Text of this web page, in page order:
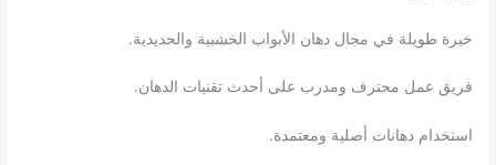
خبرة طويلة في مجال دهان الأبواب الخشبية والحديدية.
فريق عمل محترف ومدرب على أحدث تقنيات الدهان.
استخدام دهانات أصلية ومعتمدة.